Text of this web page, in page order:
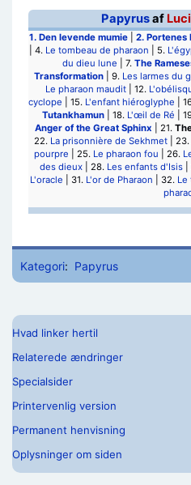
Papyrusaf
1. Den levende mumie 2. Portenes
| 4. Le tombeau de pharaon | 5.
du dieu lune | 7. The
Transformation| 9. Les larmes du
Le pharaon maudit| 12.
cyclope | 15. L'enfant hiéroglyphe |
Tutankhamun| 18. L'œil de Ré |
Anger of the Great Sphinx | 21.
22. La prisonnière de Sekhmet | 23.
pourpre | 25. Le pharaon fou | 26.
des dieux | 28. Les enfants d'Isis
L'oracle | 31. L'or de Pharaon | 32. Le
Kategori: Papyrus
Hvad linker hertil
Relaterede ændringer
Specialsider
Printervenlig version
Permanent henvisning
Oplysninger om siden